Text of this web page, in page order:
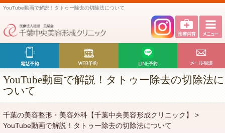
YouTube動画で解説！タトゥー除去の切除法について
YouTube動画で解説！タトゥー除去の切除法に
ついて
千葉の美容整形・美容外科【千葉中央美容形成クリニック】
>
YouTube動画で解説！タトゥー除去の切除法について